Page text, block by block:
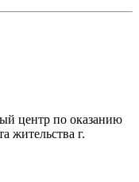
центр по оказанию
жительства г.